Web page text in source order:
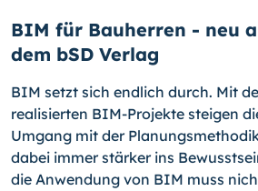
BIM für Bauherren - neu
dem bSD Verlag
BIM setzt sich endlich durch. Mit
realisierten BIM-Projekte steigen
Umgang mit der
dabei immer stärker ins
die Anwendung von BIM muss